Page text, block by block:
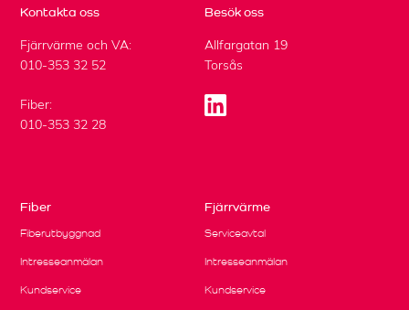
Kontakta oss
Fjärrvärme och VA:
010-353 32 52
Fiber:
010-353 32 28
Besök oss
Allfargatan 19
Torsås
Fiber
Fiberutbyggnad
Intresseanmälan
Kundservice
Fjärrvärme
Serviceavtal
Intresseanmälan
Kundservice